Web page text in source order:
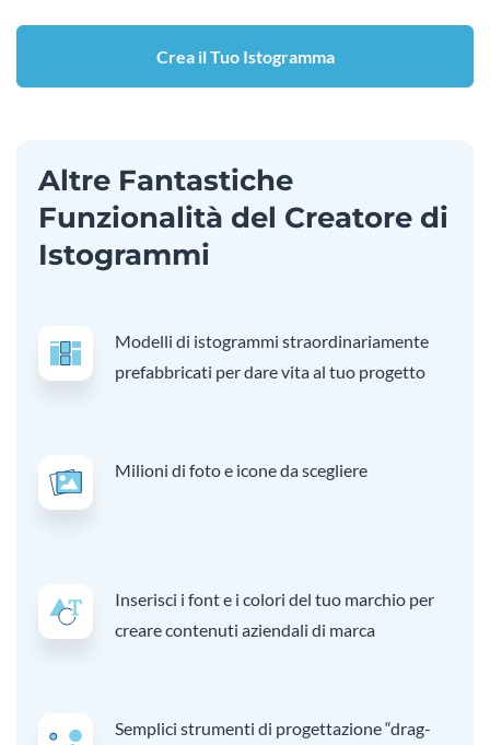
Crea il Tuo Istogramma
Altre Fantastiche
Funzionalità del Creatore di
Istogrammi
Modelli di istogrammi straordinariamente
prefabbricati per dare vita al tuo progetto
Milioni di foto e icone da scegliere
Inserisci i font e i colori del tuo marchio per
creare contenuti aziendali di marca
Semplici strumenti di progettazione “drag-